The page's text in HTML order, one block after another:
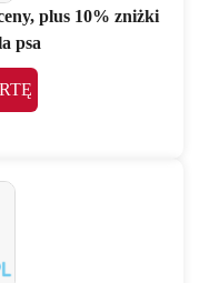
plus 10% zniżki
psa